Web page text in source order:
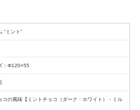
“ミント”
：Φ120×55
コの風味【ミントチョコ（ダーク・ホワイト）・ミル